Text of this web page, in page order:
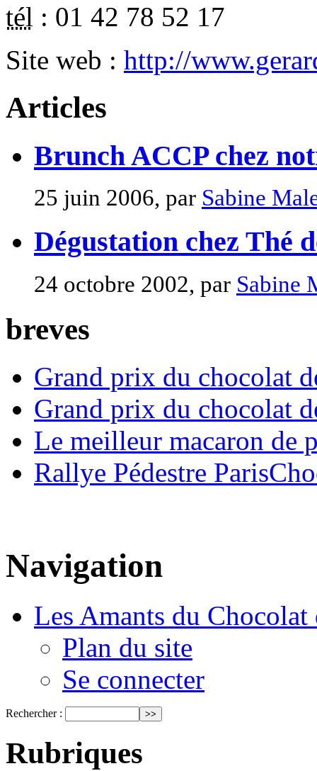
tél : 01 42 78 52 17
Site web : http://
Articles
Brunch ACCP chez
25 juin 2006, par Sabine
Dégustation chez Thé
24 octobre 2002, par Sabine
breves
Grand prix du chocolat
Grand prix du chocolat
Le meilleur macaron de
Rallye Pédestre
Navigation
Les Amants du
Plan du site
Se connecter
Rechercher :
Rubriques